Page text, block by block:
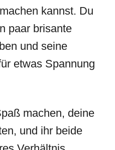
kannst. Du
paar brisante
und seine
etwas Spannung
machen, deine
und ihr beide